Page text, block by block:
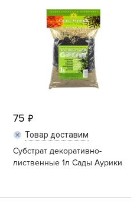
75
Товар доставим
Субстрат декоративно-
лиственные 1л Сады Аурики